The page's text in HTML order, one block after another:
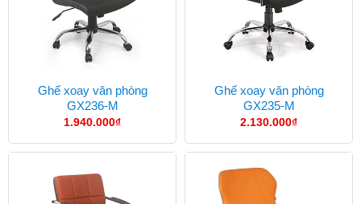
Ghế xoay văn phòng
GX236-M
1.940.000₫
Ghế xoay văn phòng
GX235-M
2.130.000₫